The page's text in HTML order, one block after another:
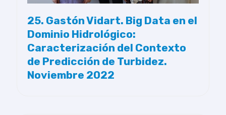
25. Gastón Vidart. Big Data en el
Dominio Hidrológico:
Caracterización del Contexto
de Predicción de Turbidez.
Noviembre 2022